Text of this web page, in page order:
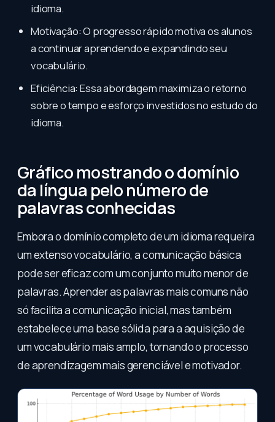
idioma.
Motivação: O progresso rápido motiva os alunos
a continuar aprendendo e expandindo seu
vocabulário.
Eficiência: Essa abordagem maximiza o retorno
sobre o tempo e esforço investidos no estudo do
idioma.
Gráfico mostrando o domínio
da língua pelo número de
palavras conhecidas
Embora o domínio completo de um idioma requeira
um extenso vocabulário, a comunicação básica
pode ser eficaz com um conjunto muito menor de
palavras. Aprender as palavras mais comuns não
só facilita a comunicação inicial, mas também
estabelece uma base sólida para a aquisição de
um vocabulário mais amplo, tornando o processo
de aprendizagem mais gerenciável e motivador.